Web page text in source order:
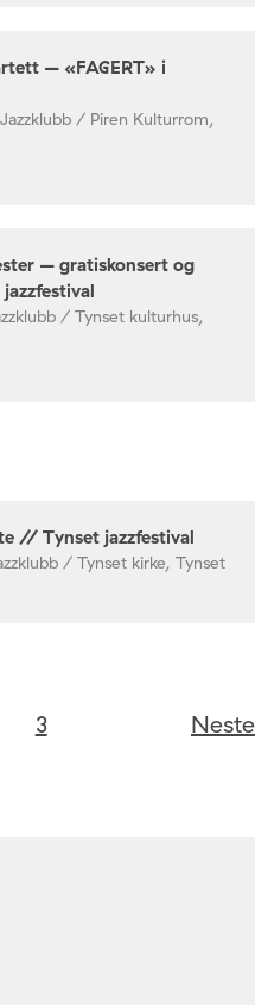
– «FAGERT» i
/ Piren Kulturrom,
– gratiskonsert og
/ Tynset kulturhus,
// Tynset jazzfestival
/ Tynset kirke, Tynset
3 Neste